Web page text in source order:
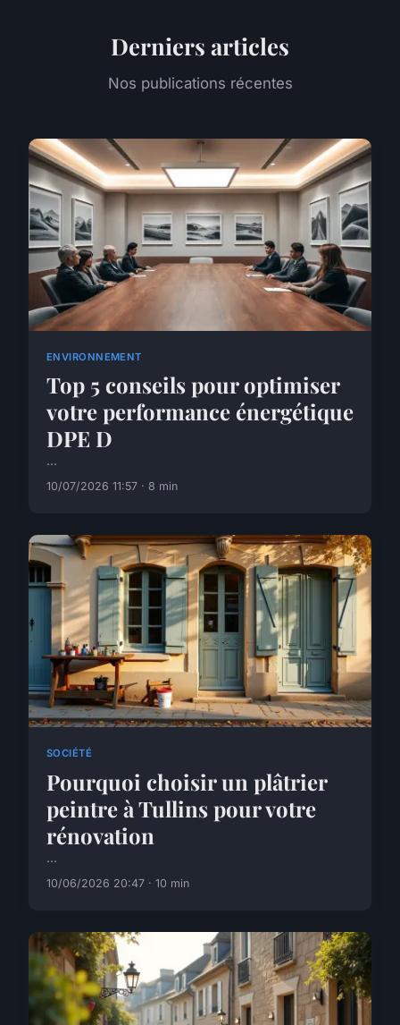
Derniers articles
Nos publications récentes
ENVIRONNEMENT
Top 5 conseils pour optimiser
votre performance énergétique
DPE D
...
10/07/2026 11:57 · 8 min
SOCIÉTÉ
Pourquoi choisir un plâtrier
peintre à Tullins pour votre
rénovation
...
10/06/2026 20:47 · 10 min